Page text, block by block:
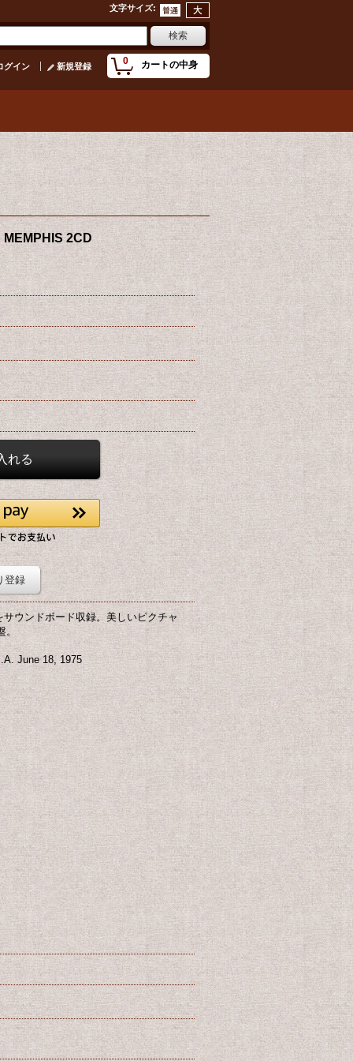
文字サイズ:
0 カートの中身
グイン 新規登録
2CD
登録
ウンドボード収録。美しいピクチャ
。
June 18, 1975